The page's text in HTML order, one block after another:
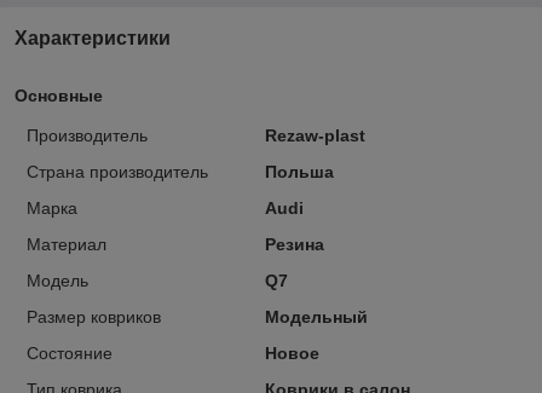
Характеристики
Основные
Производитель
Rezaw-plast
Страна производитель
Польша
Марка
Audi
Материал
Резина
Модель
Q7
Размер ковриков
Модельный
Состояние
Новое
Тип коврика
Коврики в салон